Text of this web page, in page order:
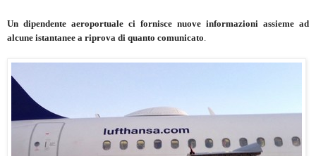
Un dipendente aeroportuale ci fornisce nuove informazioni assieme ad
alcune istantanee a riprova di quanto comunicato